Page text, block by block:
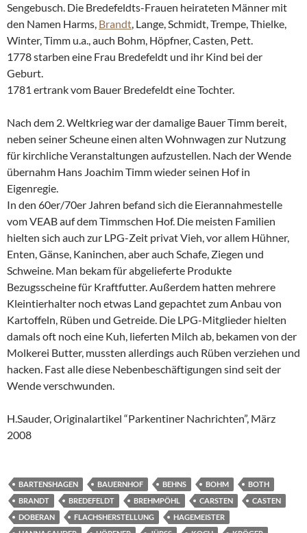
Sengebusch. Die Bredefeldts-Frauen heirateten Männer mit
den Namen Harms, Brandt, Lange, Schmidt, Trempe, Thielke,
Winter, Timm u.a., auch Bohm, Höpfner, Casten, Pett.
1778 starben eine Frau Bredefeldt und ihr Kind bei der
Geburt.
1781 ertrank vom Bauer Bredefeldt eine Tochter.
Nach dem 2. Weltkrieg war der damalige Bauer Timm bereit,
neben seiner Scheune einen alten Wohnwagen zur Nutzung
für kirchliche Veranstaltungen aufzustellen. Nach der Wende
übernahm Hans Joachim Timm wieder seinen Hof in
Eigenregie.
In den 60er/70er Jahren befand sich die Eierannahmestelle
vom VEAB auf dem Timmschen Hof. Die meisten Familien
hielten sich auch zur LPG-Zeit privat Vieh, vor allem Hühner,
Enten, Gänse, Kaninchen, aber auch Schafe, Ziegen und
Schweine. Man bekam für abgelieferte Produkte
Bezugsscheine für Kraftfutter. Außerdem hatten mehrere
Kleintierhalter noch etwas Land gepachtet zum Anbau von
Kartoffeln, Rüben und Getreide. Die LPG-Mitglieder hielten
damals oft noch eine Kuh, lieferten Milch ab, bekamen von der
Molkerei Butter, mussten allerdings auch Rüben verziehen und
hacken. Fast alle diese Nebenbeschäftigungen sind seit der
Wende verschwunden.
H.Sauder, Originalartikel “Parkentiner Nachrichten”, März
2008
BARTENSHAGEN BAUERNHOF BEHNS BOHM
BOTH
BRANDT
BREDEFELDT BREHMPÖHL CARSTEN
CASTEN
DOBERAN
FLACHSHERSTELLUNG
HAGEMEISTER